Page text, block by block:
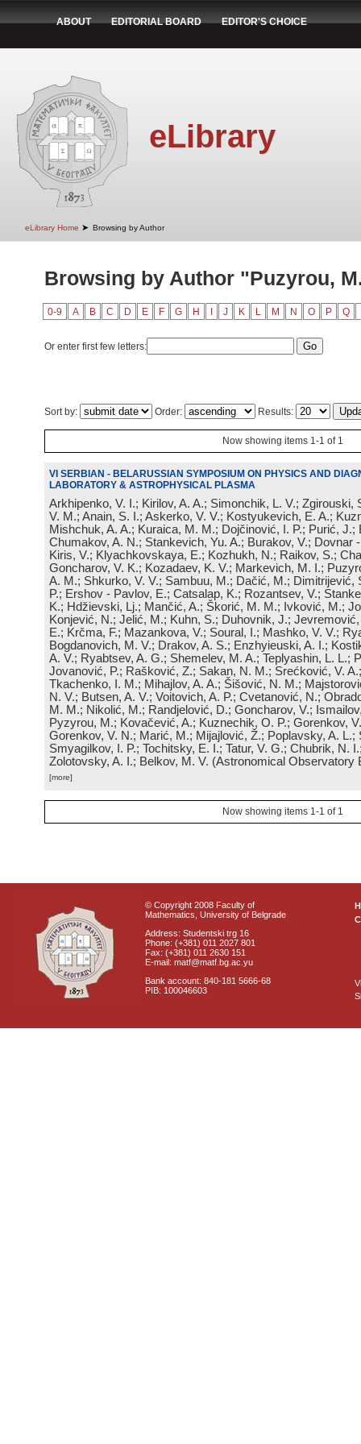
ABOUT EDITORIAL BOARD EDITOR'S CHOICE
eLibrary
eLibrary Home ➤ Browsing by Author
Browsing by Author "Puzyrou,
0-9 A B C D E F G H J K L M N O P Q
Or enter first few letters:
Sort by: Order: Results:
Now showing items 1-1 of 1
VI SERBIAN - BELARUSSIAN SYMPOSIUM ON PHYSICS AND
LABORATORY & ASTROPHYSICAL PLASMA
Arkhipenko, V. I.; Kirilov, A. A.; Simonchik, L. V.; Zgirouski,
V. M.; Anain, S. I.; Askerko, V. V.; Kostyukevich, E. A.;
Mishchuk, A. A.; Kuraica, M. M.; Dojčinović, I. P.; Purić, J.;
Chumakov, A. N.; Stankevich, Yu. A.; Burakov, V.; Dovnar
Kiris, V.; Klyachkovskaya, E.; Kozhukh, N.; Raikov, S.;
Goncharov, V. K.; Kozadaev, K. V.; Markevich, M. I.;
A. M.; Shkurko, V. V.; Sambuu, M.; Dačić, M.; Dimitrijević,
P.; Ershov - Pavlov, E.; Catsalap, K.; Rozantsev, V.;
K.; Hdžievski, Lj.; Mančić, A.; Škorić, M. M.; Ivković, M.;
Konjević, N.; Jelić, M.; Kuhn, S.; Duhovnik, J.;
E.; Krčma, F.; Mazankova, V.; Soural, I.; Mashko, V. V.;
Bogdanovich, M. V.; Drakov, A. S.; Enzhyieuski, A. I.;
A. V.; Ryabtsev, A. G.; Shemelev, M. A.; Teplyashin, L. L.;
Jovanović, P.; Rašković, Z.; Sakan, N. M.; Srećković, V.
Tkachenko, I. M.; Mihajlov, A. A.; Šišović, N. M.;
N. V.; Butsen, A. V.; Voitovich, A. P.; Cvetanović, N.;
M. M.; Nikolić, M.; Randjelović, D.; Goncharov, V.;
Pyzyrou, M.; Kovačević, A.; Kuznechik, O. P.; Gorenkov,
Gorenkov, V. N.; Marić, M.; Mijajlović, Ž.; Poplavsky, A. L.;
Smyagilkov, I. P.; Tochitsky, E. I.; Tatur, V. G.; Chubrik, N.
Zolotovsky, A. I.; Belkov, M. V. (Astronomical Observatory
[more]
Now showing items 1-1 of 1
© Copyright 2008 Faculty of
Mathematics, University of Belgrade
Address: Studentski trg 16
Phone: (+381) 011 2027 801
Fax: (+381) 011 2630 151
E-mail: matf@matf.bg.ac.yu
Bank account: 840-181 5666-68
PIB: 100046603